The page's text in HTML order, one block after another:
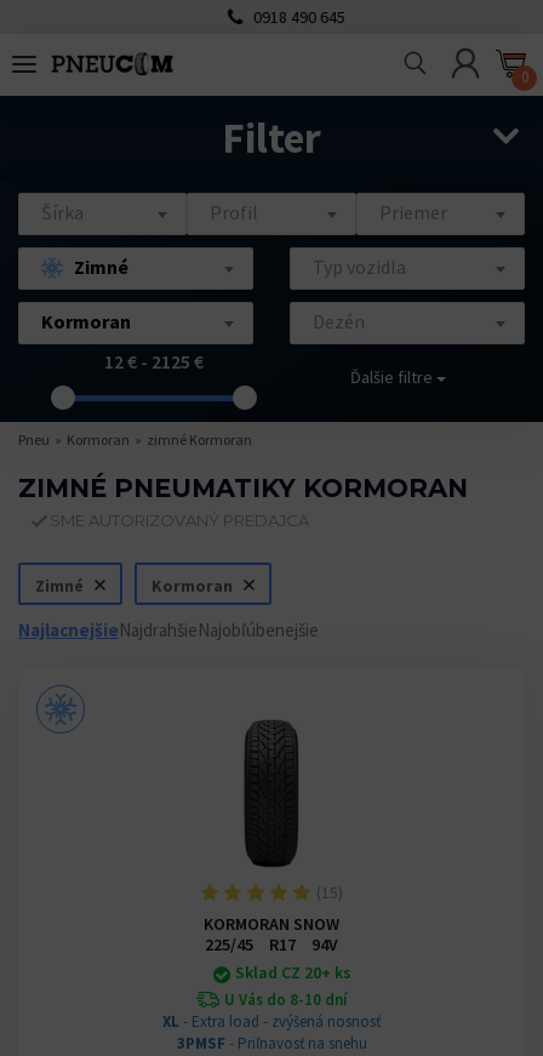
0918 490 645
0
Filter
Šírka Profil Priemer
Zimné Typ vozidla
Kormoran
Dezén
12 € - 2125 €
Ďalšie filtre
Pneu Kormoran zimné Kormoran
ZIMNÉ PNEUMATIKY KORMORAN
SME AUTORIZOVANÝ PREDAJCA
Zimné Kormoran
NajlacnejšieNajdrahšieNajobľúbenejšie
(15)
KORMORAN SNOW
225/45 R17 94V
Sklad CZ 20+ ks
U Vás do 8-10 dní
XL- Extra load - zvýšená nosnosť
3PMSF- Priľnavosť na snehu